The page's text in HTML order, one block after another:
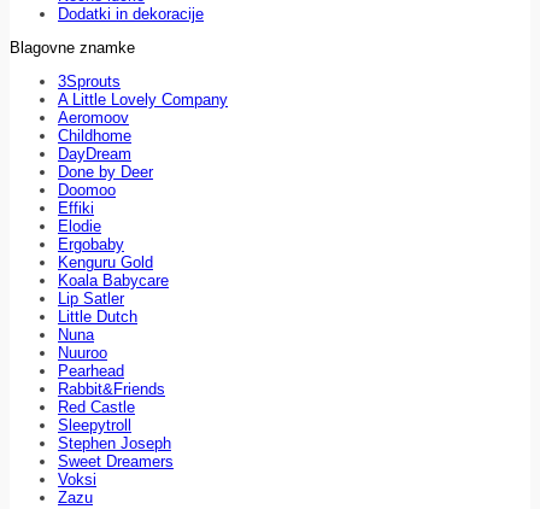
Dodatki in dekoracije
Blagovne znamke
3Sprouts
A Little Lovely Company
Aeromoov
Childhome
DayDream
Done by Deer
Doomoo
Effiki
Elodie
Ergobaby
Kenguru Gold
Koala Babycare
Lip Satler
Little Dutch
Nuna
Nuuroo
Pearhead
Rabbit&Friends
Red Castle
Sleepytroll
Stephen Joseph
Sweet Dreamers
Voksi
Zazu